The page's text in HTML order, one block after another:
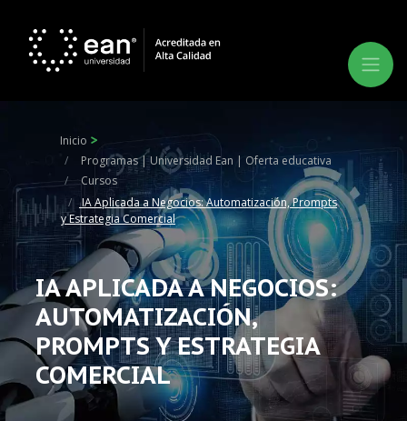
Inicio
Programas | Universidad Ean | Oferta educativa
Cursos
IA Aplicada a Negocios: Automatización, Prompts
y Estrategia Comercial
IA APLICADA A NEGOCIOS:
AUTOMATIZACIÓN,
PROMPTS Y ESTRATEGIA
COMERCIAL